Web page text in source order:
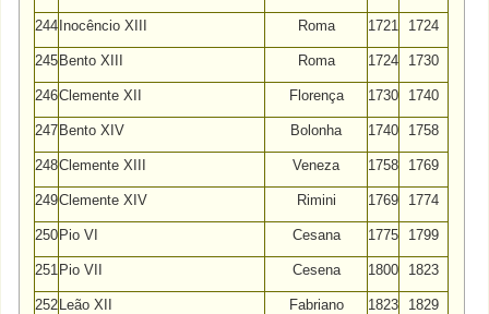
244 Inocêncio XIII Roma 1721 1724
245 Bento XIII Roma 1724 1730
246Clemente XII Florença 1730 1740
247 Bento XIV Bolonha 1740 1758
248Clemente XIII Veneza 1758 1769
249Clemente XIV Rimini 1769 1774
250 Pio VI Cesana 1775 1799
251 Pio VII Cesena 1800 1823
252 Leão XII Fabriano 1823 1829